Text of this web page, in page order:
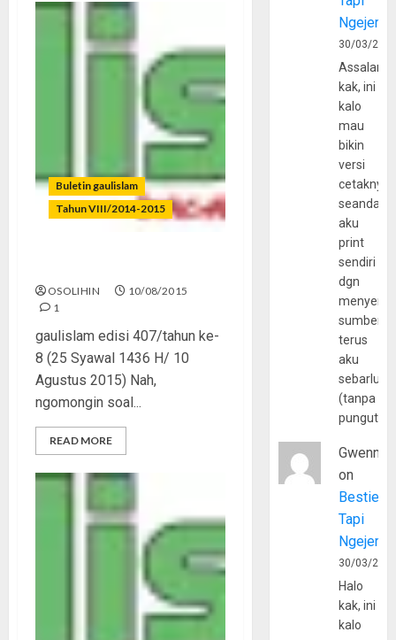
Buletin gaulislam
Tahun VIII/2014-2015
OSOLIHIN
10/08/2015
1
gaulislam edisi 407/tahun ke-
8 (25 Syawal 1436 H/ 10
Agustus 2015) Nah,
ngomongin soal...
READ MORE
30/03/
kak, ini
kalo
mau
bikin
versi
cetaknya
aku
print
sendiri
dgn
sumber
terus
aku
(tanpa
Gwenny
on
Bestie
Tapi
30/03/
Halo
kak, ini
kalo